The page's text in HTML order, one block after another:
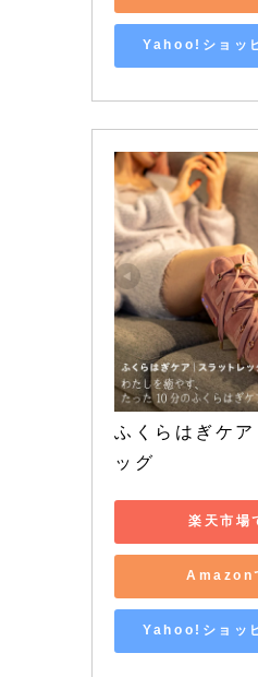
Yahoo!ショッ
ふくらはぎケ
ッグ
楽天市場
Amazon
Yahoo!ショッ